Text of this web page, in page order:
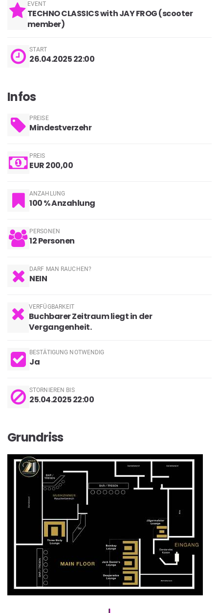
EVENT
TECHNO CLASSICS with JAY FROG (scooter
member)
START
26.04.2025 22:00
Infos
PREISE
Mindestverzehr
PREIS
EUR 200,00
ANZAHLUNG
100 % Anzahlung
PERSONEN
12 Personen
DARF MAN RAUCHEN?
NEIN
VERFÜGBARKEIT
Buchbarer Zeitraum liegt in der
Vergangenheit.
BESTÄTIGUNG NOTWENDIG
Ja
STORNIEREN BIS
25.04.2025 22:00
Grundriss